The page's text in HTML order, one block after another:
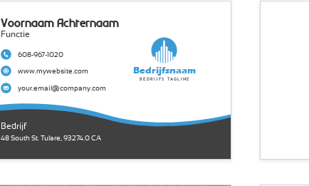
48 South St. Tulare, 93274.0 CA
Bedrijf
www.mywebsite.com
your.email@company.com
608-967-1020
Functie
Bedrijfsnaam
Bedrijfs tagline
Voornaam Achternaam